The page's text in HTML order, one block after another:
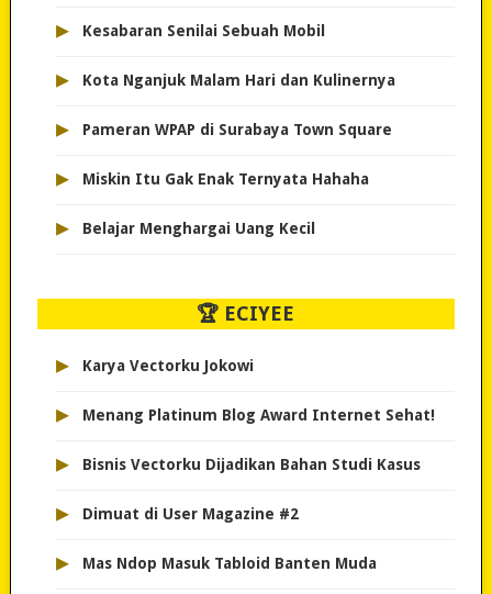
▸ Kesabaran Senilai Sebuah Mobil
▸ Kota Nganjuk Malam Hari dan Kulinernya
▸ Pameran WPAP di Surabaya Town Square
▸ Miskin Itu Gak Enak Ternyata Hahaha
▸ Belajar Menghargai Uang Kecil
🏆 ECIYEE
▸ Karya Vectorku Jokowi
▸ Menang Platinum Blog Award Internet Sehat!
▸ Bisnis Vectorku Dijadikan Bahan Studi Kasus
▸ Dimuat di User Magazine #2
▸ Mas Ndop Masuk Tabloid Banten Muda